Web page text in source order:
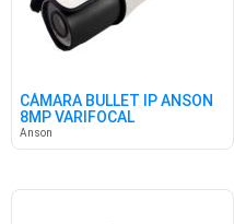
CÁMARA BULLET IP ANSON
8MP VARIFOCAL
Anson